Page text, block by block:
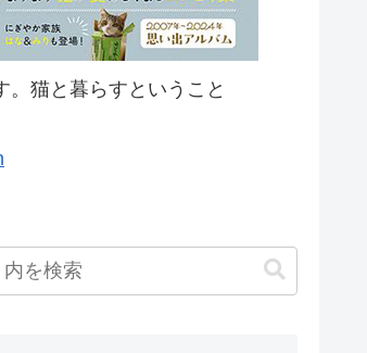
。猫と暮らすということ